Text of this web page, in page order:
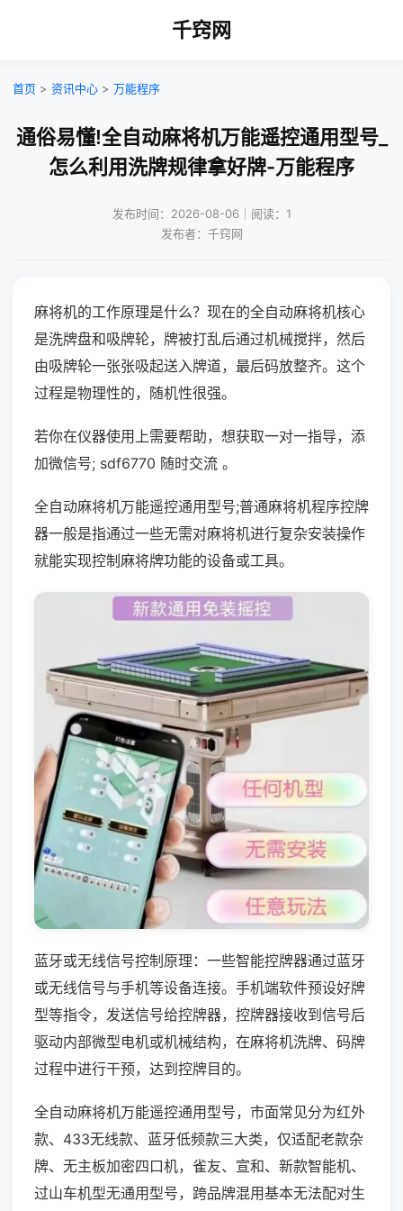
千窍网
首页 > 资讯中心 > 万能程序
通俗易懂!全自动麻将机万能遥控通用型号_
怎么利用洗牌规律拿好牌-万能程序
发布时间：2026-08-06｜阅读：1
发布者：千窍网
麻将机的工作原理是什么？现在的全自动麻将机核心
是洗牌盘和吸牌轮，牌被打乱后通过机械搅拌，然后
由吸牌轮一张张吸起送入牌道，最后码放整齐。这个
过程是物理性的，随机性很强。
若你在仪器使用上需要帮助，想获取一对一指导，添
加微信号; sdf6770 随时交流 。
全自动麻将机万能遥控通用型号;普通麻将机程序控牌
器一般是指通过一些无需对麻将机进行复杂安装操作
就能实现控制麻将牌功能的设备或工具。
蓝牙或无线信号控制原理：一些智能控牌器通过蓝牙
或无线信号与手机等设备连接。手机端软件预设好牌
型等指令，发送信号给控牌器，控牌器接收到信号后
驱动内部微型电机或机械结构，在麻将机洗牌、码牌
过程中进行干预，达到控牌目的。
全自动麻将机万能遥控通用型号，市面常见分为红外
款、433无线款、蓝牙低频款三大类，仅适配老款杂
牌、无主板加密四口机，雀友、宣和、新款智能机、
过山车机型无通用型号，跨品牌混用基本无法配对生